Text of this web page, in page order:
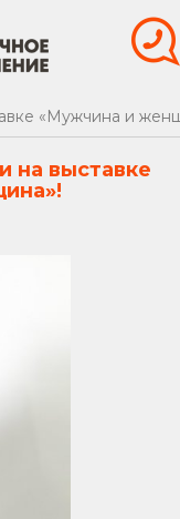
«Мужчина и
на выставке